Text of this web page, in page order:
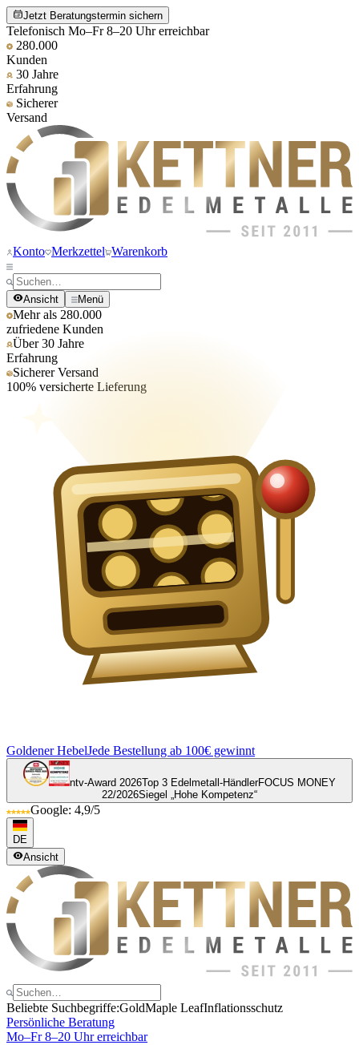
Jetzt Beratungstermin sichern
Telefonisch Mo–Fr 8–20 Uhr erreichbar
280.000
Kunden
30 Jahre
Erfahrung
Sicherer
Versand
Konto Merkzettel Warenkorb
Ansicht Menü
Mehr als 280.000
zufriedene Kunden
Über 30 Jahre
Erfahrung
Sicherer Versand
100% versicherte Lieferung
Goldener HebelJede Bestellung ab 100€ gewinnt
ntv-Award 2026Top 3 Edelmetall-HändlerFOCUS MONEY
22/2026Siegel „Hohe Kompetenz“
Google: 4,9/5
DE
Ansicht
Beliebte Suchbegriffe:GoldMaple LeafInflationsschutz
Persönliche Beratung
Mo–Fr 8–20 Uhr erreichbar